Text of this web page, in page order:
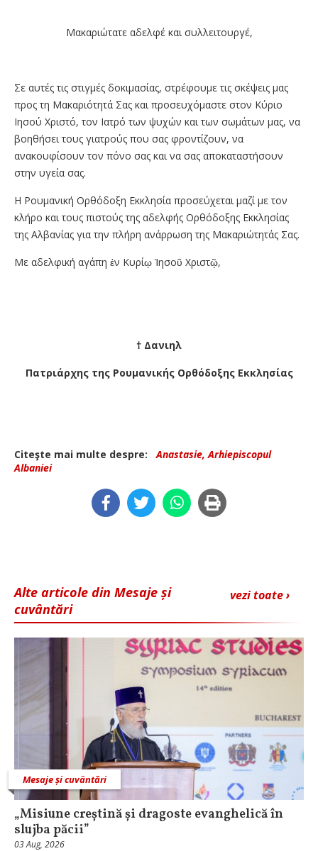
Μακαριώτατε αδελφέ και συλλειτουργέ,
Σε αυτές τις στιγμές δοκιμασίας, στρέφουμε τις σκέψεις μας
προς τη Μακαριότητά Σας και προσευχόμαστε στον Κύριο
Ιησού Χριστό, τον Ιατρό των ψυχών και των σωμάτων μας, να
βοηθήσει τους γιατρούς που σας φροντίζουν, να
ανακουφίσουν τον πόνο σας και να σας αποκαταστήσουν
στην υγεία σας.
Η Ρουμανική Ορθόδοξη Εκκλησία προσεύχεται μαζί με τον
κλήρο και τους πιστούς της αδελφής Ορθόδοξης Εκκλησίας
της Αλβανίας για την πλήρη ανάρρωση της Μακαριώτητάς Σας.
Με αδελφική αγάπη ἐν Κυρίῳ Ἰησοῦ Χριστῷ,
† Δανιηλ
Πατριάρχης της Ρουμανικής Ορθόδοξης Εκκλησίας
Citeşte mai multe despre:
Anastasie, Arhiepiscopul
Albaniei
vezi toate ›
Alte articole din Mesaje și
cuvântări
Mesaje și cuvântări
„Misiune creștină și dragoste evanghelică în
slujba păcii”
03 Aug, 2026